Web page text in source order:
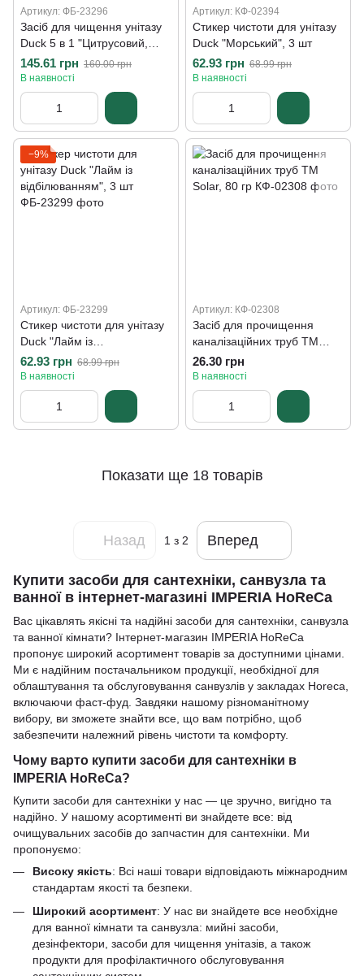
Артикул: ФБ-23296
Засіб для чищення унітазу
Duck 5 в 1 "Цитрусовий,
гігієна і білизна", 900 мл
145.61 грн 160.00 грн
В наявності
Артикул: КФ-02394
Стикер чистоти для унітазу
Duck "Морський", 3 шт
62.93 грн 68.99 грн
В наявності
−9%
Артикул: ФБ-23299
Стикер чистоти для унітазу
Duck "Лайм із
відбілюванням", 3 шт
62.93 грн 68.99 грн
В наявності
Артикул: КФ-02308
Засіб для прочищення
каналізаційних труб ТМ
Solar, 80 гр
26.30 грн
В наявності
Показати ще 18 товарів
Назад 1 з 2 Вперед
Купити засоби для сантехніки, санвузла та
ванної в інтернет-магазині IMPERIA HoReCa
Вас цікавлять якісні та надійні засоби для сантехніки, санвузла
та ванної кімнати? Інтернет-магазин IMPERIA HoReCa
пропонує широкий асортимент товарів за доступними цінами.
Ми є надійним постачальником продукції, необхідної для
облаштування та обслуговування санвузлів у закладах Horeca,
включаючи фаст-фуд. Завдяки нашому різноманітному
вибору, ви зможете знайти все, що вам потрібно, щоб
забезпечити належний рівень чистоти та комфорту.
Чому варто купити засоби для сантехніки в
IMPERIA HoReCa?
Купити засоби для сантехніки у нас — це зручно, вигідно та
надійно. У нашому асортименті ви знайдете все: від
очищувальних засобів до запчастин для сантехніки. Ми
пропонуємо:
Високу якість: Всі наші товари відповідають міжнародним
стандартам якості та безпеки.
Широкий асортимент: У нас ви знайдете все необхідне
для ванної кімнати та санвузла: мийні засоби,
дезінфектори, засоби для чищення унітазів, а також
продукти для профілактичного обслуговування